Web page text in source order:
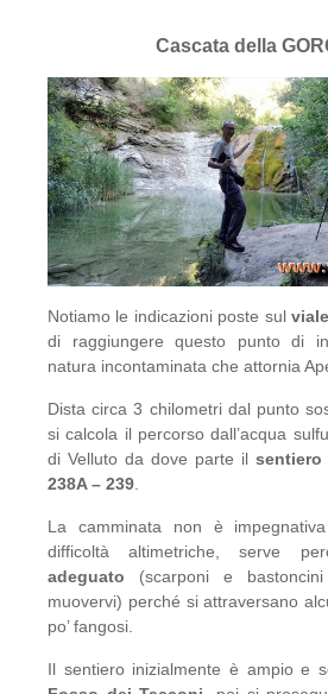
Cascata della
Notiamo le indicazioni poste sul
di raggiungere questo punto di
natura incontaminata che attornia
Dista circa 3 chilometri dal punto
si calcola il percorso dall’acqua
di Velluto da dove parte il
238A – 239
La camminata non è
difficoltà altimetriche, serve
adeguato (scarponi e
muovervi) perché si attraversano
po’ fangosi.
Il sentiero inizialmente è ampio e